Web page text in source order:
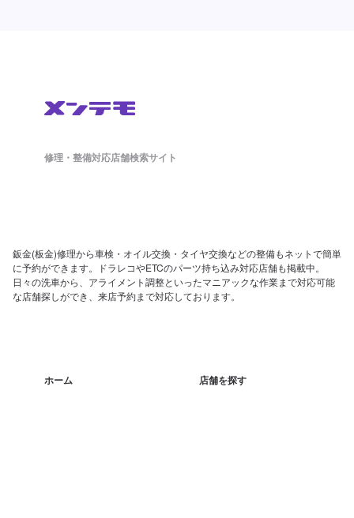
修理・整備対応店舗検索サイト
鈑金(板金)修理から車検・オイル交換・タイヤ交換などの整備もネットで簡単
に予約ができます。ドラレコやETCのパーツ持ち込み対応店舗も掲載中。
日々の洗車から、アライメント調整といったマニアックな作業まで対応可能
な店舗探しができ、来店予約まで対応しております。
ホーム 店舗を探す